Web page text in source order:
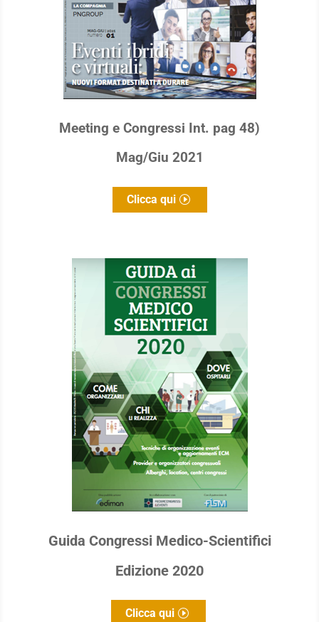
Meeting e Congressi Int. pag 48)
Mag/Giu 2021
Clicca qui
Guida Congressi Medico-Scientifici
Edizione 2020
Clicca qui